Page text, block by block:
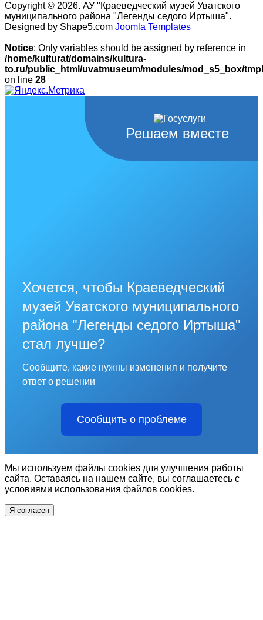
Copyright © 2026. АУ "Краеведческий музей Уватского
муниципального района "Легенды седого Иртыша".
Designed by Shape5.com Joomla Templates
Notice: Only variables should be assigned by reference in
/home/kulturat/domains/kultura-
to.ru/public_html/uvatmuseum/modules/mod_s5_box/
on line 28
Решаем вместе
Хочется, чтобы Краеведческий
музей Уватского муниципального
района "Легенды седого Иртыша"
стал лучше?
Сообщите, какие нужны изменения и получите
ответ о решении
Сообщить о проблеме
Мы используем файлы cookies для улучшения работы
сайта. Оставаясь на нашем сайте, вы соглашаетесь с
условиями использования файлов cookies.
Я согласен